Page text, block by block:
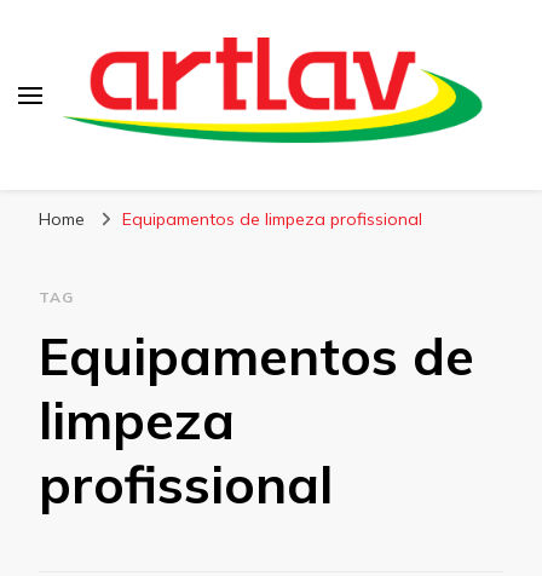
Home Equipamentos de limpeza profissional
TAG
Equipamentos de
limpeza
profissional